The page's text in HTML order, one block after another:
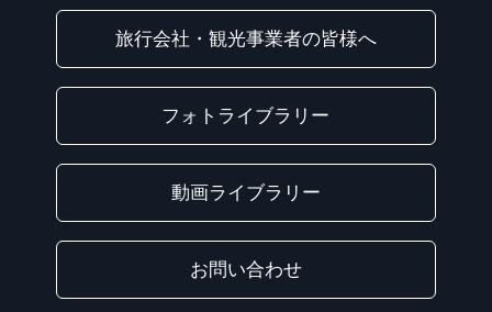
旅行会社・観光事業者の皆様へ
フォトライブラリー
動画ライブラリー
お問い合わせ